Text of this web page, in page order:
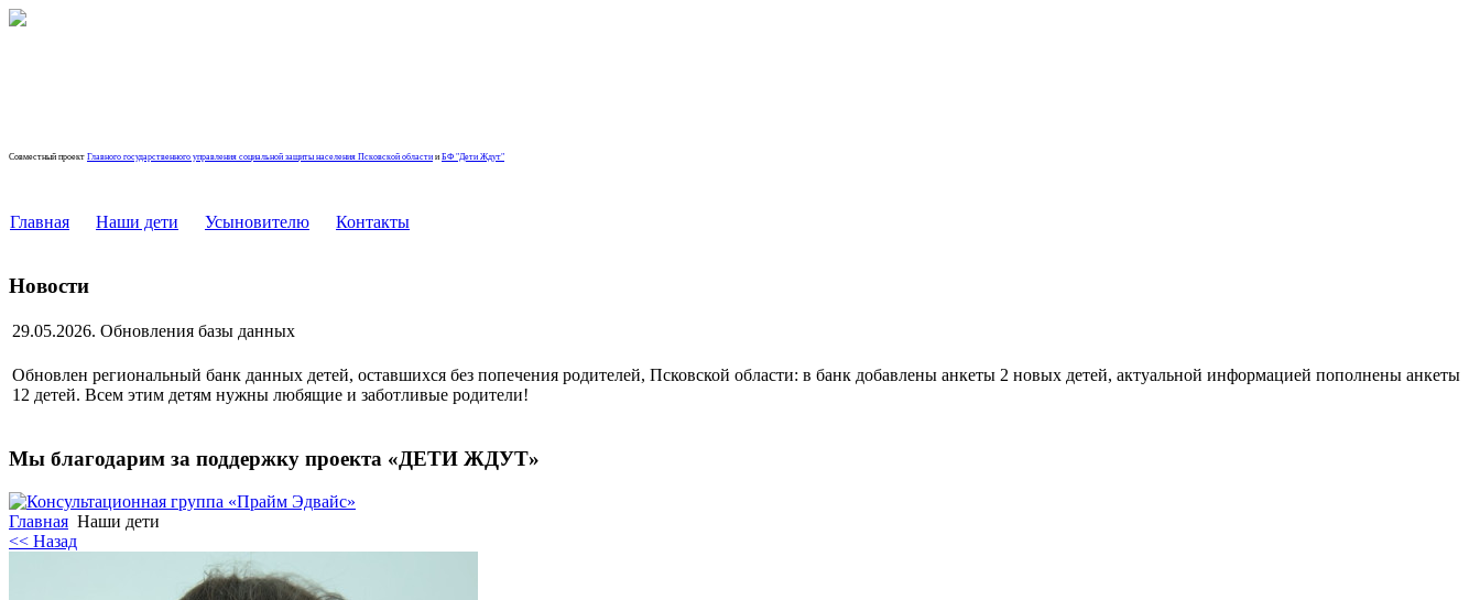
Совместный проект Главного государственного управления социальной защиты населения Псковской области и БФ "Дети Ждут"
Главная Наши дети Усыновителю Контакты
Новости
29.05.2026. Обновления базы данных
Обновлен региональный банк данных детей, оставшихся без попечения родителей, Псковской области: в банк добавлены анкеты 2 новых детей, актуальной информацией пополнены анкеты
12 детей. Всем этим детям нужны любящие и заботливые родители!
Мы благодарим за поддержку проекта «ДЕТИ ЖДУТ»
Главная Наши дети
<< Назад